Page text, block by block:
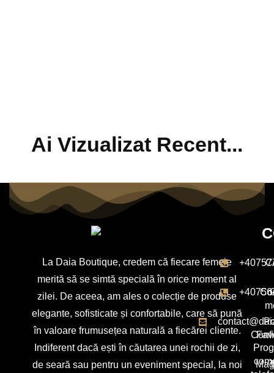
Ai Vizualizat Recent...
La Daia Boutique, credem că fiecare femeie
merită să se simtă specială în orice moment al
zilei. De aceea, am ales o colecție de produse
elegante, sofisticate și confortabile, care să pună
în valoare frumusețea naturală a fiecărei cliente.
Indiferent dacă ești în căutarea unei rochii de zi,
de seară sau pentru un eveniment special, la noi